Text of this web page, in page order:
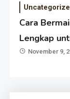
Cara
Lengkap
November 9,